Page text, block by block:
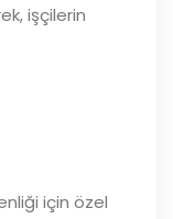
işçilerin
için özel